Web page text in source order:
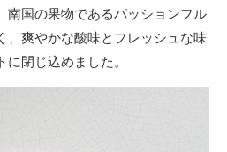
南国の果物であるパッションフル
、爽やかな酸味とフレッシュな味
閉じ込めました。